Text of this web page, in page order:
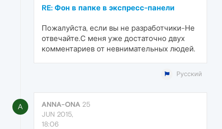
RE: Фон в папке в экспресс-панели
Пожалуйста, если вы не разработчики-Не
отвечайте.С меня уже достаточно двух
комментариев от невнимательных людей.
Русский
A ANNA-ONA 25
JUN 2015,
18:06